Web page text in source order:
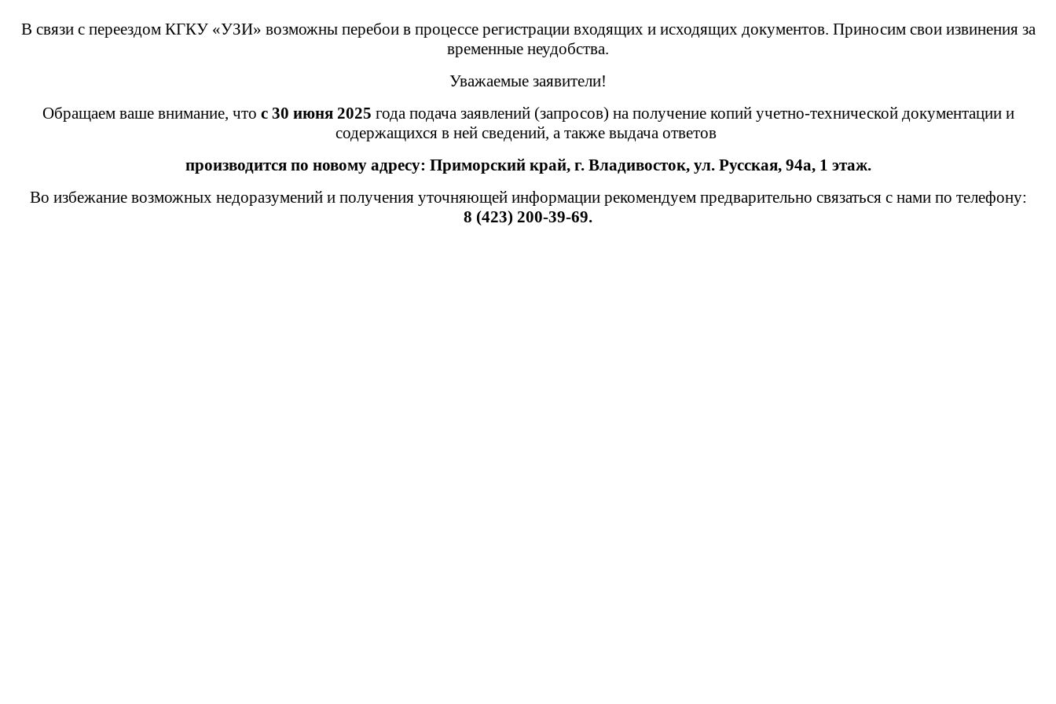
В связи с переездом КГКУ «УЗИ» возможны перебои в процессе регистрации входящих и исходящих документов. Приносим свои извинения за
временные неудобства.
Уважаемые заявители!
Обращаем ваше внимание, что с 30 июня 2025 года подача заявлений (запросов) на получение копий учетно-технической документации и
содержащихся в ней сведений, а также выдача ответов
производится по новому адресу: Приморский край, г. Владивосток, ул. Русская, 94а, 1 этаж.
Во избежание возможных недоразумений и получения уточняющей информации рекомендуем предварительно связаться с нами по телефону:
8 (423) 200-39-69.